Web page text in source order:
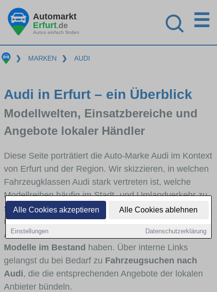
Alle Cookies akzeptieren Alle Cookies ablehnen
Einstellungen Datenschutzerklärung
Automarkt
Erfurt.de
Autos einfach finden
☰
❯ MARKEN ❯ AUDI
Audi in Erfurt – ein Überblick
Modellwelten, Einsatzbereiche und
Angebote lokaler Händler
Diese Seite porträtiert die Auto-Marke Audi im Kontext
von Erfurt und der Region. Wir skizzieren, in welchen
Fahrzeugklassen Audi stark vertreten ist, welche
Modellreihen häufig im Stadt- und Umlandverkehr zu
sehen sind und für welche Fahrertypen die Marke
interessant ist. Viele Fahrzeuge stammen von
Autohäusern und Autohändlern aus Erfurt, dieAudi-
Modelle im Bestand haben. Über interne Links
gelangst du bei Bedarf zu Fahrzeugsuchen nach
Audi, die die entsprechenden Angebote der lokalen
Anbieter bündeln.